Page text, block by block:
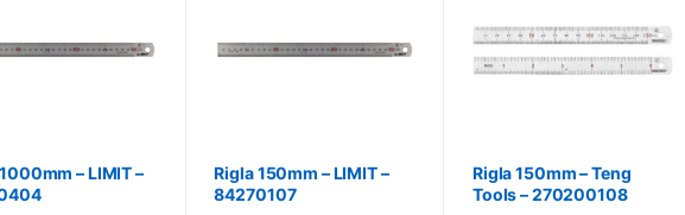
– LIMIT –
Rigla 150mm – LIMIT –
84270107
Rigla 150mm – Teng
Tools – 270200108